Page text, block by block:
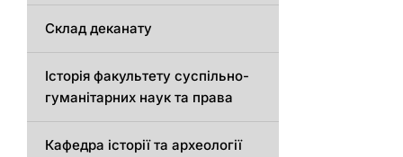
Склад деканату
Історія факультету суспільно-
гуманітарних наук та права
Кафедра історії та археології